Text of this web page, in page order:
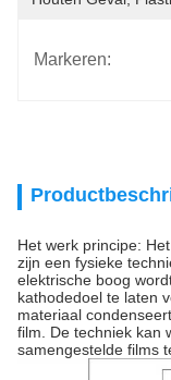
Markeren:
Het werk principe:
zijn een fysieke
elektrische boog
kathodedoel te laten
materiaal
film. De techniek kan
samengestelde films